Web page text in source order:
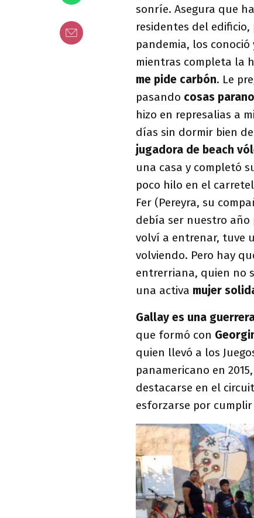
sonríe. Asegura que
residentes del
pandemia, los conoció
mientras completa la
me pide carbón. Le
pasando cosas
hizo en represalias a
días sin dormir bien
jugadora de beach
una casa y completó
poco hilo en el
Fer (Pereyra, su
debía ser nuestro año
volví a entrenar, tuve
volviendo. Pero hay
entrerriana, quien no
una activa mujer
Gallay es una
que formó con
quien llevó a los
panamericano en
destacarse en el
esforzarse por